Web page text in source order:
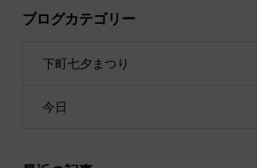
ブログカテゴリー
下町七夕まつり
今日